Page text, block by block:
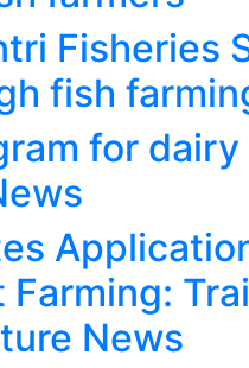
Fisheries
fish
for
Farming:
News